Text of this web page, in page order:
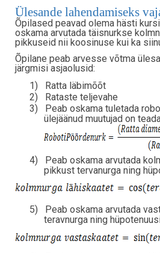
Ülesande lahendamiseks
Õpilased peavad olema hästi
oskama arvutada täisnurkse
pikkuseid nii koosinuse kui ka
Õpilane peab arvesse võtma
järgmisi asjaolusid:
1)
Ratta läbimõõt
2)
Rataste teljevahe
3)
Peab oskama tuletada
ülejäänud muutujad on
4)
Peab oskama arvutada
pikkust tervanurga ning
5)
Peab oskama arvutada
teravnurga ning